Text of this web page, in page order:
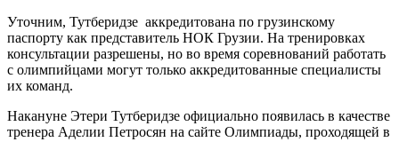
Уточним, Тутберидзе аккредитована по грузинскому
паспорту как представитель НОК Грузии. На тренировках
консультации разрешены, но во время соревнований работать
с олимпийцами могут только аккредитованные специалисты
их команд.
Накануне Этери Тутберидзе официально появилась в качестве
тренера Аделии Петросян на сайте Олимпиады, проходящей в